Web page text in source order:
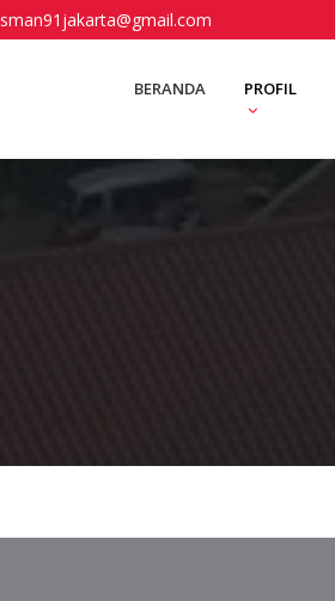
sman91jakarta@gmail.com
BERANDA PROFIL